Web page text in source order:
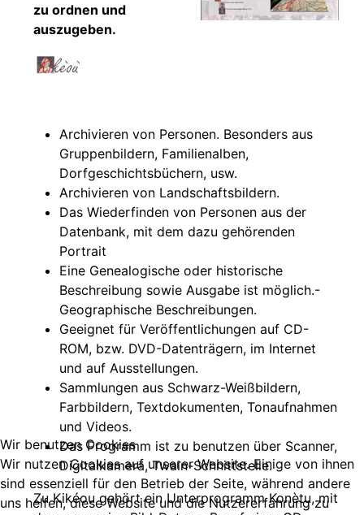
zu ordnen und
auszugeben.
Archivieren von Personen. Besonders aus
Gruppenbildern, Familienalben,
Dorfgeschichtsbüchern, usw.
Archivieren von Landschaftsbildern.
Das Wiederfinden von Personen aus der
Datenbank, mit dem dazu gehörenden
Portrait
Eine Genealogische oder historische
Beschreibung sowie Ausgabe ist möglich.-
Geographische Beschreibungen.
Geeignet für Veröffentlichungen auf CD-
ROM, bzw. DVD-Datenträgern, im Internet
und auf Ausstellungen.
Sammlungen aus Schwarz-Weißbildern,
Farbbildern, Textdokumenten, Tonaufnahmen
und Videos.
Das Programm ist zu benutzen über Scanner,
Digitalkamera, Twain-Schnittstelle.
Zu Kikéou gehört ein Unterprogramm Konètu, mit
Wir benutzen Cookies
Wir nutzen Cookies auf unserer Website. Einige von ihnen
sind essenziell für den Betrieb der Seite, während andere
uns helfen, diese Website und die Nutzererfahrung zu